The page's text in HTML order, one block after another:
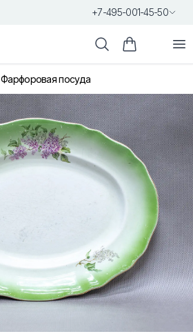
+7-495-001-45-50
ПоискКорзина
Фарфоровая посуда